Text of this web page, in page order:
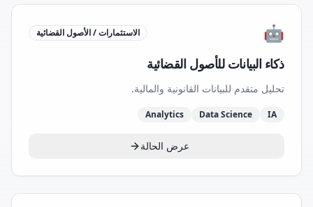
🤖 الاستثمارات / الأصول القضائية
ذكاء البيانات للأصول القضائية
تحليل متقدم للبيانات القانونية والمالية.
IA
Data Science
Analytics
عرض الحالة